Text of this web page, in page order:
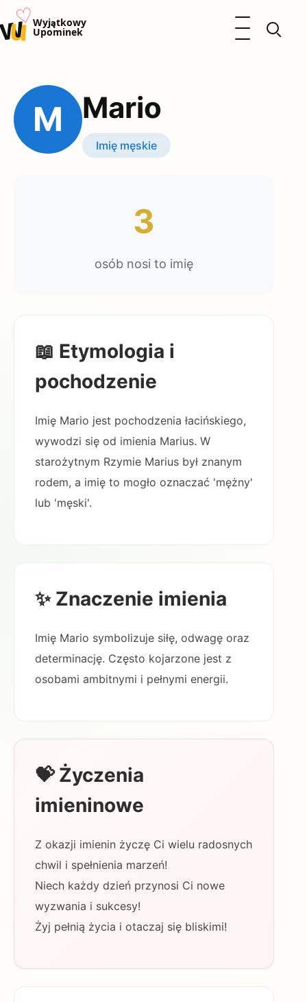
u♡Wyjątkowy
Upominek
Otwórz menu
Kalendarz Imienin
Kobieta
Okazje
Katalog prezentów
M Mario
Imię męskie
3
osób nosi to imię
📖 Etymologia i
pochodzenie
Imię Mario jest pochodzenia łacińskiego,
wywodzi się od imienia Marius. W
starożytnym Rzymie Marius był znanym
rodem, a imię to mogło oznaczać 'mężny'
lub 'męski'.
✨ Znaczenie imienia
Imię Mario symbolizuje siłę, odwagę oraz
determinację. Często kojarzone jest z
osobami ambitnymi i pełnymi energii.
💝 Życzenia
imieninowe
Z okazji imienin życzę Ci wielu radosnych
chwil i spełnienia marzeń!
Niech każdy dzień przynosi Ci nowe
wyzwania i sukcesy!
Żyj pełnią życia i otaczaj się bliskimi!